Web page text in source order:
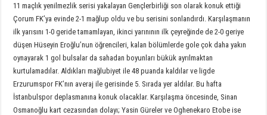
11 maçlık yenilmezlik serisi yakalayan Gençlerbirliği son olarak konuk ettiği
Çorum FK’ya evinde 2-1 mağlup oldu ve bu serisini sonlandırdı. Karşılaşmanın
ilk yarısını 1-0 geride tamamlayan, ikinci yarınının ilk çeyreğinde de 2-0 geriye
düşen Hüseyin Eroğlu’nun öğrencileri, kalan bölümlerde gole çok daha yakın
oynayarak 1 gol bulsalar da sahadan boyunları bükük ayrılmaktan
kurtulamadılar. Aldıkları mağlubiyet ile 48 puanda kaldılar ve ligde
Erzurumspor FK’nın averaj ile gerisinde 5. Sırada yer aldılar. Bu hafta
İstanbulspor deplasmanına konuk olacaklar. Karşılaşma öncesinde, Sinan
Osmanoğlu kart cezasından dolayı; Yasin Güreler ve Oghenekaro Etobe ise